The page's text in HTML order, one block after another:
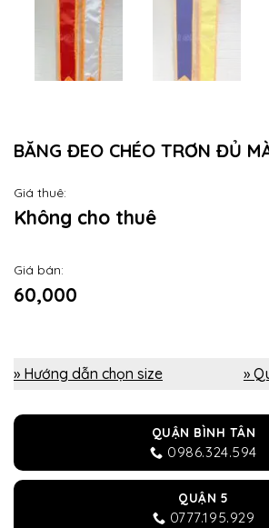
BĂNG ĐEO CHÉO TRƠN ĐỦ
Giá thuê:
Không cho thuê
Giá bán:
60,000
» Hướng dẫn chọn size »
QUẬN BÌNH TÂN
0986.324.594
QUẬN 5
0777.195.929